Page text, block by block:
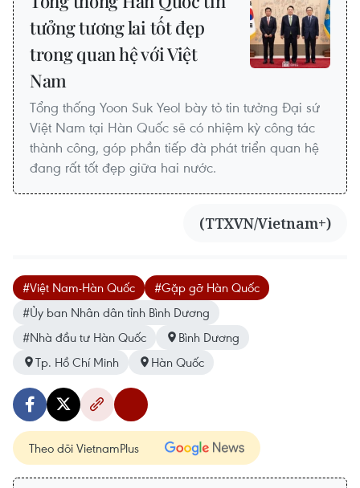
tưởng tương lai tốt đẹp
trong quan hệ với Việt
Nam
Tổng thống Yoon Suk Yeol bày tỏ tin tưởng Đại sứ
Việt Nam tại Hàn Quốc sẽ có nhiệm kỳ công tác
thành công, góp phần tiếp đà phát triển quan hệ
đang rất tốt đẹp giữa hai nước.
(TTXVN/Vietnam+)
#Việt Nam-Hàn Quốc
#Gặp gỡ Hàn Quốc
#Ủy ban Nhân dân tỉnh Bình Dương
#Nhà đầu tư Hàn Quốc
Bình Dương
Tp. Hồ Chí Minh
Hàn Quốc
Theo dõi VietnamPlus